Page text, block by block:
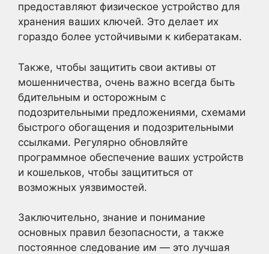
предоставляют физическое устройство для
хранения ваших ключей. Это делает их
гораздо более устойчивыми к кибератакам.
Также, чтобы защитить свои активы от
мошенничества, очень важно всегда быть
бдительным и осторожным с
подозрительными предложениями, схемами
быстрого обогащения и подозрительными
ссылками. Регулярно обновляйте
программное обеспечение ваших устройств
и кошельков, чтобы защититься от
возможных уязвимостей.
Заключительно, знание и понимание
основных правил безопасности, а также
постоянное следование им — это лучшая